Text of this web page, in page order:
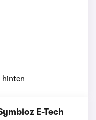
hinten
E-Tech